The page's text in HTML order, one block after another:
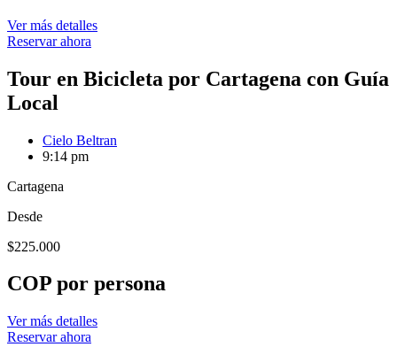
Ver más detalles
Reservar ahora
Tour en Bicicleta por Cartagena con Guía
Local
Cielo Beltran
9:14 pm
Cartagena
Desde
$225.000
COP por persona
Ver más detalles
Reservar ahora